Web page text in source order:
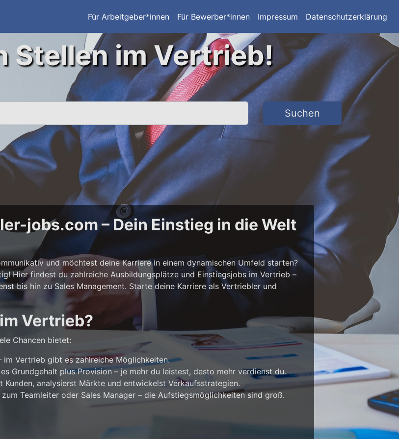
Für Arbeitgeber*innen Für Bewerber*innen Impressum Datenschutzerklärung
Stellen im Vertrieb!
Suchen
jobs.com – Dein Einstieg in die Welt
und möchtest deine Karriere in einem dynamischen Umfeld starten?
Hier findest du zahlreiche Ausbildungsplätze und Einstiegsjobs im Vertrieb –
bis hin zu Sales Management. Starte deine Karriere als Vertriebler und
Vertrieb?
Chancen bietet:
im Vertrieb gibt es zahlreiche Möglichkeiten.
Grundgehalt plus Provision – je mehr du leistest, desto mehr verdienst du.
Kunden, analysierst Märkte und entwickelst Verkaufsstrategien.
Teamleiter oder Sales Manager – die Aufstiegsmöglichkeiten sind groß.